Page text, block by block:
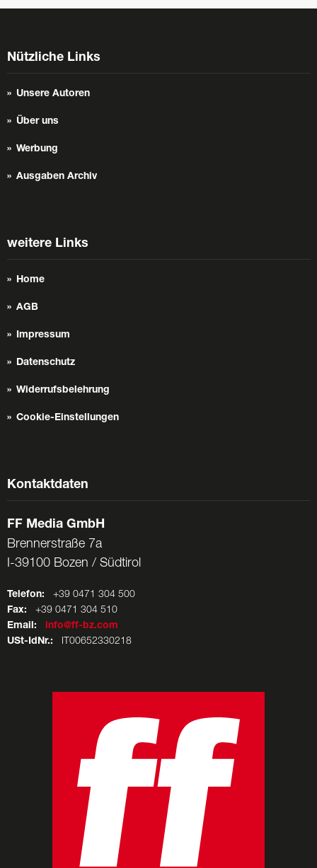
Nützliche Links
Unsere Autoren
Über uns
Werbung
Ausgaben Archiv
weitere Links
Home
AGB
Impressum
Datenschutz
Widerrufsbelehrung
Cookie-Einstellungen
Kontaktdaten
FF Media GmbH
Brennerstraße 7a
I-39100 Bozen / Südtirol
Telefon: +39 0471 304 500
Fax: +39 0471 304 510
Email:
info@ff-bz.com
USt-IdNr.: IT00652330218